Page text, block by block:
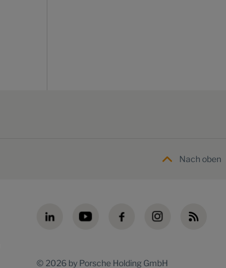
Nach oben
© 2026 by Porsche Holding GmbH